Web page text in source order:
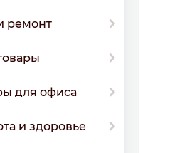
ремонт
для офиса
и здоровье